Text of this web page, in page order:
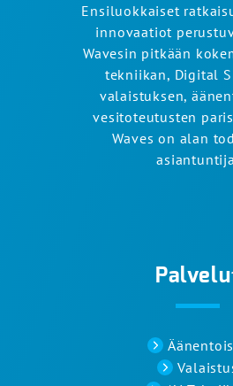
Ensiluokkaiset
innovaatiot
Wavesin pitkään
tekniikan, Digital
valaistuksen,
vesitoteutusten
Waves on alan